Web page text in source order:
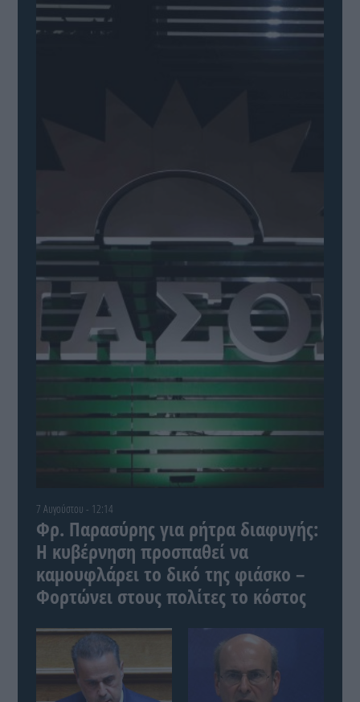
7 Αυγούστου - 12:14
Φρ. Παρασύρης για ρήτρα διαφυγής:
Η κυβέρνηση προσπαθεί να
καμουφλάρει το δικό της φιάσκο –
Φορτώνει στους πολίτες το κόστος